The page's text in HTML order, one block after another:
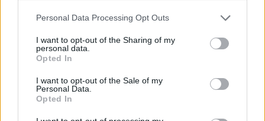
Personal Data Processing Opt Outs
I want to opt-out of the Sharing of my
personal data.
Opted In
I want to opt-out of the Sale of my
Personal Data.
Opted In